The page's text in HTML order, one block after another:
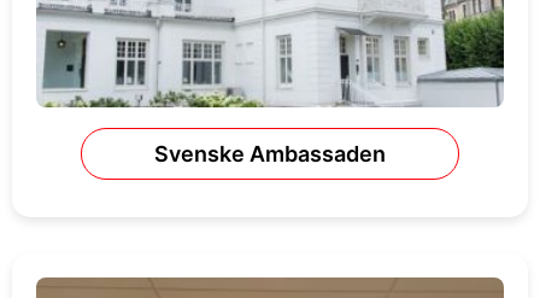
Svenske Ambassaden